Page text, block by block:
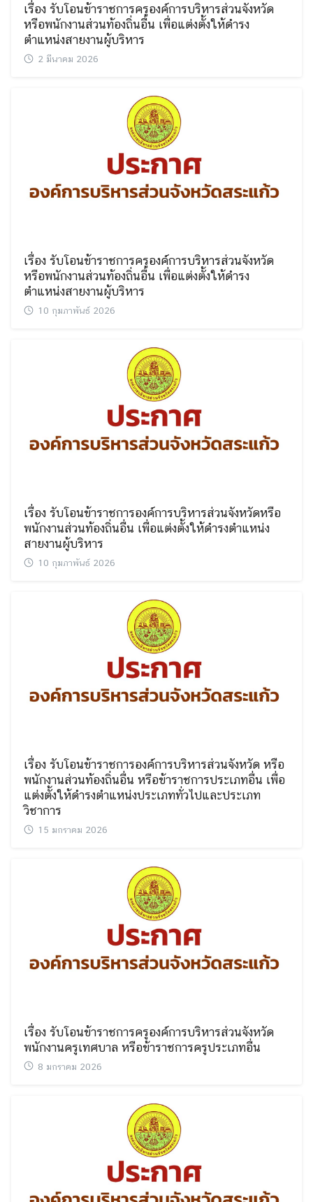
for:
เรื่อง รับโอนข้าราชการครูองค์การบริหารส่วนจังหวัด
หรือพนักงานส่วนท้องถิ่นอื่น เพื่อแต่งตั้งให้ดำรง
ตำแหน่งสายงานผู้บริหาร
2 มีนาคม 2026
เรื่อง รับโอนข้าราชการครูองค์การบริหารส่วนจังหวัด
หรือพนักงานส่วนท้องถิ่นอื่น เพื่อแต่งตั้งให้ดำรง
ตำแหน่งสายงานผู้บริหาร
10 กุมภาพันธ์ 2026
เรื่อง รับโอนข้าราชการองค์การบริหารส่วนจังหวัดหรือ
พนักงานส่วนท้องถิ่นอื่น เพื่อแต่งตั้งให้ดำรงตำแหน่ง
สายงานผู้บริหาร
10 กุมภาพันธ์ 2026
เรื่อง รับโอนข้าราชการองค์การบริหารส่วนจังหวัด หรือ
พนักงานส่วนท้องถิ่นอื่น หรือข้าราชการประเภทอื่น เพื่อ
แต่งตั้งให้ดำรงตำแหน่งประเภททั่วไปและประเภท
วิชาการ
15 มกราคม 2026
เรื่อง รับโอนข้าราชการครูองค์การบริหารส่วนจังหวัด
พนักงานครูเทศบาล หรือข้าราชการครูประเภทอื่น
8 มกราคม 2026